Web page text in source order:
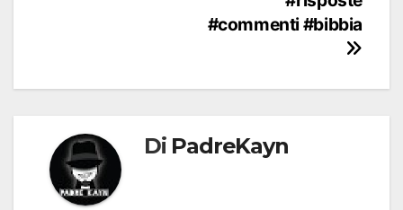
#commenti #bibbia
Di PadreKayn